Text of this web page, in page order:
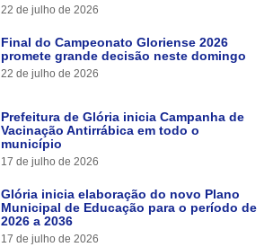
22 de julho de 2026
Final do Campeonato Gloriense 2026
promete grande decisão neste domingo
22 de julho de 2026
Prefeitura de Glória inicia Campanha de
Vacinação Antirrábica em todo o
município
17 de julho de 2026
Glória inicia elaboração do novo Plano
Municipal de Educação para o período de
2026 a 2036
17 de julho de 2026